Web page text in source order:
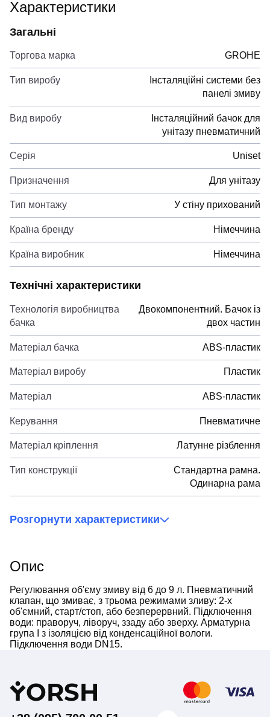
Характеристики
Загальні
Торгова марка GROHE
Тип виробу
Інсталяційні системи без
панелі змиву
Вид виробу
Інсталяційний бачок для
унітазу пневматичний
Серія Uniset
Призначення Для унітазу
Тип монтажу У стіну прихований
Країна бренду Німеччина
Країна виробник Німеччина
Технічні характеристики
Технологія виробництва
бачка
Двокомпонентний. Бачок із
двох частин
Матеріал бачка ABS-пластик
Матеріал виробу Пластик
Матеріал ABS-пластик
Керування Пневматичне
Матеріал кріплення Латунне різблення
Тип конструкції
Стандартна рамна.
Одинарна рама
Розгорнути характеристики
Опис
Регулювання об'єму змиву від 6 до 9 л. Пневматичний
клапан, що змиває, з трьома режимами зливу: 2-х
об'ємний, старт/стоп, або безперервний. Підключення
води: праворуч, ліворуч, ззаду або зверху. Арматурна
група І з ізоляцією від конденсаційної вологи.
Підключення води DN15.
YORSH